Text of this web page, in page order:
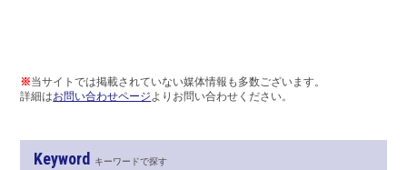
※当サイトでは掲載されていない媒体情報も多数ございます。
詳細はお問い合わせページよりお問い合わせください。
Keyword キーワードで探す